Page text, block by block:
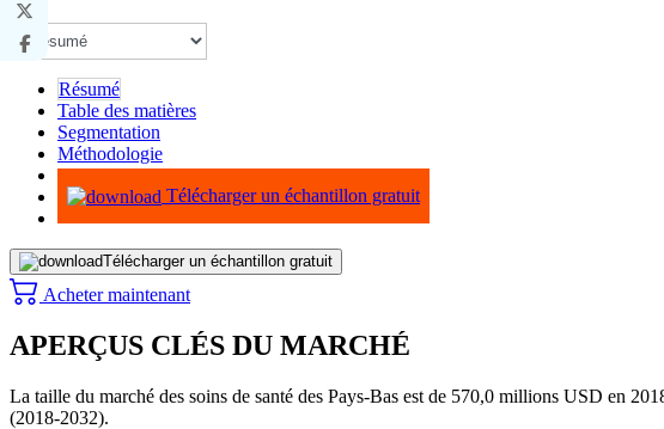
Résumé
Table des matières
Segmentation
Méthodologie
Infographie
Télécharger un échantillon gratuit
Télécharger un échantillon gratuit
Acheter maintenant
APERÇUS CLÉS DU MARCHÉ
La taille du marché des soins de santé des Pays-Bas est de 570,0 millions USD en
(2018-2032).